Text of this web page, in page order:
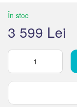
În stoc
3 599 Lei